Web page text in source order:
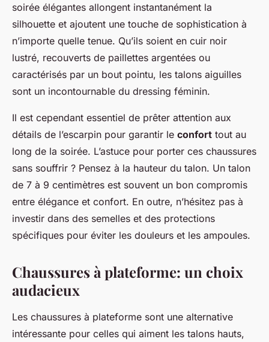
soirée élégantes allongent instantanément la
silhouette et ajoutent une touche de sophistication à
n’importe quelle tenue. Qu’ils soient en cuir noir
lustré, recouverts de paillettes argentées ou
caractérisés par un bout pointu, les talons aiguilles
sont un incontournable du dressing féminin.
Il est cependant essentiel de prêter attention aux
détails de l’escarpin pour garantir le confort tout au
long de la soirée. L’astuce pour porter ces chaussures
sans souffrir ? Pensez à la hauteur du talon. Un talon
de 7 à 9 centimètres est souvent un bon compromis
entre élégance et confort. En outre, n’hésitez pas à
investir dans des semelles et des protections
spécifiques pour éviter les douleurs et les ampoules.
Chaussures à plateforme: un choix
audacieux
Les chaussures à plateforme sont une alternative
intéressante pour celles qui aiment les talons hauts,